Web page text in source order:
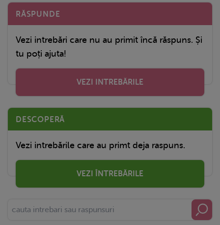
RĂSPUNDE
Vezi intrebări care nu au primit încă răspuns. Și
tu poți ajuta!
VEZI INTREBĂRILE
DESCOPERĂ
Vezi intrebările care au primt deja raspuns.
VEZI ÎNTREBĂRILE